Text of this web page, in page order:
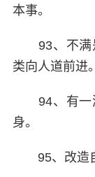
本事。
93、不满是
类向人道前进。
94、有一游
身。
95、改造自